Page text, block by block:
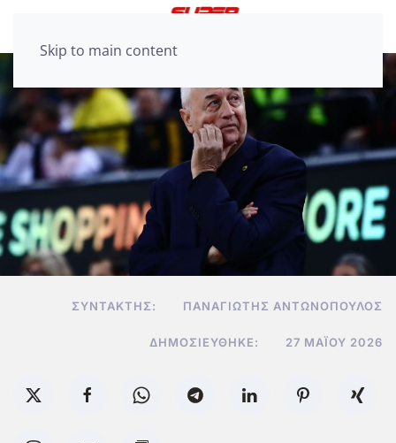
Skip to main content
ΣΥΝΤΆΚΤΗΣ: ΠΑΝΑΓΙΏΤΗΣ ΑΝΤΩΝΌΠΟΥΛΟΣ
ΔΗΜΟΣΙΕΎΘΗΚΕ: 27 ΜΑΪ́ΟΥ 2026